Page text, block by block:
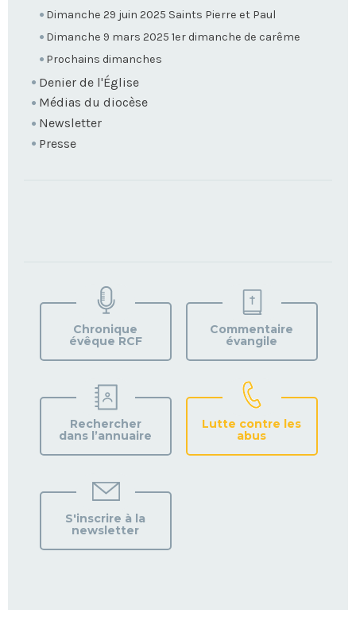
Dimanche 29 juin 2025 Saints Pierre et Paul
Dimanche 9 mars 2025 1er dimanche de carême
Prochains dimanches
Denier de l'Église
Médias du diocèse
Newsletter
Presse
VOTRE
PAROISSE
Chronique
évêque RCF
Commentaire
évangile
Rechercher
dans l’annuaire
Lutte contre les
abus
S'inscrire à la
newsletter